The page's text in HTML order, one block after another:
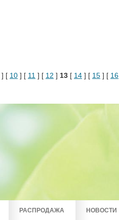
] [ 10 ] [ 11 ] [ 12 ] 13 [ 14 ] [ 15 ] [ 16
РАСПРОДАЖА НОВОСТИ